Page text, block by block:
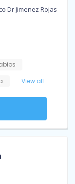
Dr Jimenez Rojas
View all